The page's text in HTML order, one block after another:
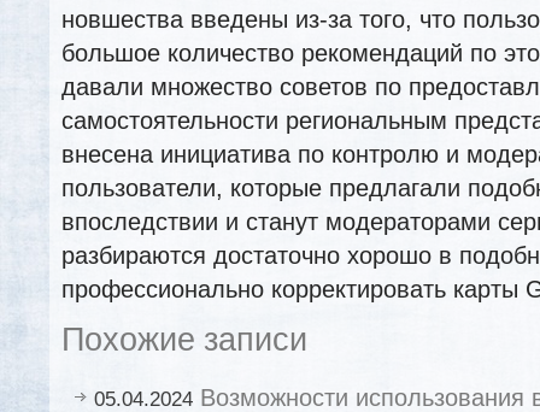
новшества введены из-за того, что
большое количество рекомендаций по
давали множество советов по
самостоятельности региональным
внесена инициатива по контролю и
пользователи, которые предлагали
впоследствии и станут модераторами
разбираются достаточно хорошо в
профессионально корректировать карты
Похожие записи
05.04.2024 Возможности использования